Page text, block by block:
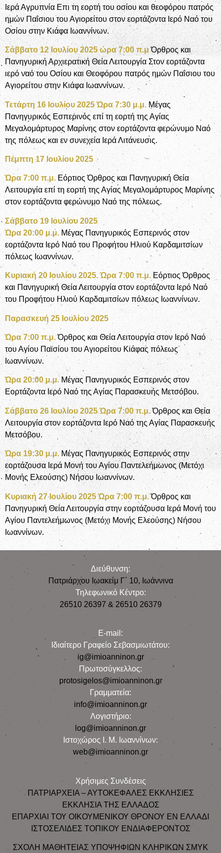
Ιερά Αγρυπνία Επι τη εορτή του οσίου και θεοφόρου πατρός
ημών Παΐσιου του Αγιορείτου στον εορτάζοντα Ιερό Ναό του
Οσίου στην Κιάφα Ιωαννίνων.
Σάββατο 12 Ιουλίου 2025 ώρα 7:00 π.μ Όρθρος και
Πανηγυρική Αρχιερατική Θεία Λειτουργία Στον εορτάζοντα
ιερό ναό του Οσίου και Θεοφόρου πατρός ημών Παΐσιου του
Αγιορείτου στην Κιάφα Ιωαννίνων.
Τετάρτη 16 Ιουλίου 2025Ώρα 7:30 μ.μ. Μέγας
Πανηγυρικός Εσπερινός επί τη εορτή της Αγίας
Μεγαλομάρτυρος Μαρίνης στον εορτάζοντα φερώνυμο Ναό
της πόλεως και εν συνεχεία Ιερά Λιτάνευσις.
Πέμπτη 17 Ιουλίου 2025
Ώρα 7:00 π.μ. Εόρτιος Όρθρος και Πανηγυρική Θεία
Λειτουργία επί τη εορτή της Αγίας Μεγαλομάρτυρος Μαρίνης
στον εορτάζοντα φερώνυμο Ναό της πόλεως.
Σάββατο 19 Ιουλίου 2025
Ώρα 20:00 μ.μ. Μέγας Πανηγυρικός Εσπερινός στον
εορτάζοντα Ιερό Ναό του Προφήτου Ηλιού Καρδαμιτσίων
πόλεως Ιωαννίνων.
Κυριακή 20 Ιουλίου 2025. Ώρα 7:00 π.μ. Εόρτιος Όρθρος
και Πανηγυρική Θεία Λειτουργία στον εορτάζοντα Ιερό Ναό
του Προφήτου Ηλιού Καρδαμιτσίων πόλεως Ιωαννίνων.
Παρασκευή 25 Ιουλίου 2025
Ώρα 7:00 π.μ. Όρθρος και Θεία Λειτουργία στον Ιερό Ναό
του Αγίου Παϊσίου του Αγιορείτου Κιάφας πόλεως
Ιωαννίνων.
Ώρα 20:00 μ.μ. Μέγας Πανηγυρικός Εσπερινός στον
Εορτάζοντα Ιερό Ναό της Αγίας Παρασκευής Μετσόβου.
Σάββατο 26 Ιουλίου 2025 Ώρα 7:00 π.μ. Όρθρος και Θεία
Λειτουργία στον εορτάζοντα Ιερό Ναό της Αγίας Παρασκευής
Μετσόβου.
Ώρα 19:30 μ.μ. Μέγας Πανηγυρικός Εσπερινός στην
εορτάζουσα Ιερά Μονή του Αγίου Παντελεήμωνος (Μετόχι
Μονής Ελεούσης) Νήσου Ιωαννίνων.
Κυριακή 27 Ιουλίου 2025 Ώρα 7:00 π.μ. Όρθρος και
Πανηγυρική Θεία Λειτουργία στην εορτάζουσα Ιερά Μονή του
Αγίου Παντελεήμωνος (Μετόχι Μονής Ελεούσης) Νήσου
Ιωαννίνων.
Διεύθυνση:
Πατριάρχου Ιωακείμ Γ΄ 10, Iωάννινα
Τηλεφωνικό Κέντρο:
26510 26397 & 26510 26379
E-mail:
Iδιαίτερο Γραφείο Σεβασμιωτάτου:
ig@imioanninon.gr
Πρωτοσύγκελλος:
protosigelos@imioanninon.gr
Γραμματεία:
info@imioanninon.gr
Λογιστήριο:
log@imioanninon.gr
Ιστοχώρος Ι. Μ. Ιωαννίνων:
web@imioanninon.gr
Χρήσιμες Συνδέσεις
ΠΑΤΡΙΑΡΧΕΙΑ – ΑΥΤΟΚΕΦΑΛΕΣ ΕΚΚΛΗΣΙΕΣ
ΕΚΚΛΗΣΙΑ ΤΗΣ ΕΛΛΑΔΟΣ
ΕΠΑΡΧΙΑΙ ΤΟΥ ΟΙΚΟΥΜΕΝΙΚΟΥ ΘΡΟΝΟΥ ΕΝ ΕΛΛΑΔΙ
ΙΣΤΟΣΕΛΙΔΕΣ ΤΟΠΙΚΟΥ ΕΝΔΙΑΦΕΡΟΝΤΟΣ
ΣΧΟΛΗ ΜΑΘΗΤΕΙΑΣ ΥΠΟΨΗΦΙΩΝ ΚΛΗΡΙΚΩΝ ΣΜΥΚ